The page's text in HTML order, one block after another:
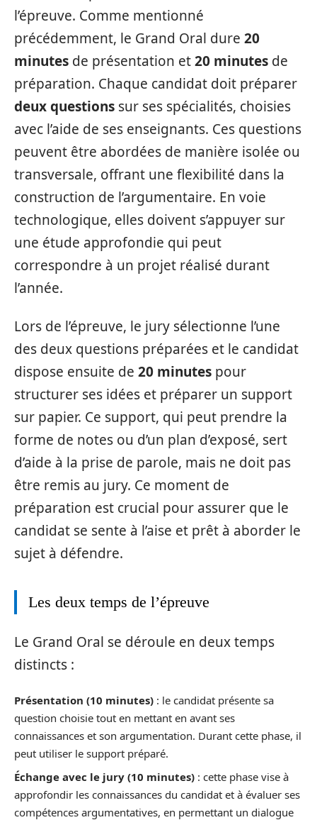
l’épreuve. Comme mentionné
précédemment, le Grand Oral dure 20
minutes de présentation et20 minutes de
préparation. Chaque candidat doit préparer
deux questions sur ses spécialités, choisies
avec l’aide de ses enseignants. Ces questions
peuvent être abordées de manière isolée ou
transversale, offrant une flexibilité dans la
construction de l’argumentaire. En voie
technologique, elles doivent s’appuyer sur
une étude approfondie qui peut
correspondre à un projet réalisé durant
l’année.
Lors de l’épreuve, le jury sélectionne l’une
des deux questions préparées et le candidat
dispose ensuite de 20 minutes pour
structurer ses idées et préparer un support
sur papier. Ce support, qui peut prendre la
forme de notes ou d’un plan d’exposé, sert
d’aide à la prise de parole, mais ne doit pas
être remis au jury. Ce moment de
préparation est crucial pour assurer que le
candidat se sente à l’aise et prêt à aborder le
sujet à défendre.
Les deux temps de l’épreuve
Le Grand Oral se déroule en deux temps
distincts :
Présentation (10 minutes) : le candidat présente sa
question choisie tout en mettant en avant ses
connaissances et son argumentation. Durant cette phase, il
peut utiliser le support préparé.
Échange avec le jury (10 minutes) : cette phase vise à
approfondir les connaissances du candidat et à évaluer ses
compétences argumentatives, en permettant un dialogue